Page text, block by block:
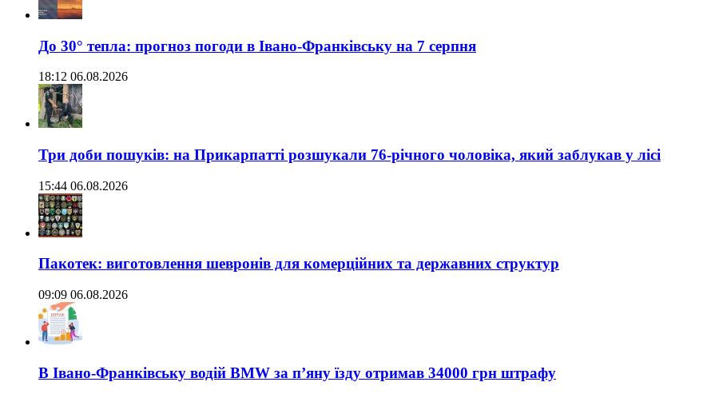
До 30° тепла: прогноз погоди в Івано-Франківську на 7 серпня
18:12 06.08.2026
Три доби пошуків: на Прикарпатті розшукали 76-річного чоловіка, який заблукав у лісі
15:44 06.08.2026
Пакотек: виготовлення шевронів для комерційних та державних структур
09:09 06.08.2026
В Івано-Франківську водій BMW за п’яну їзду отримав 34000 грн штрафу